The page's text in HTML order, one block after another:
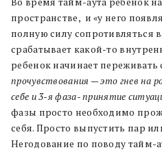
пространстве, и «у него
полную силу сопротивляться
срабатывает какой-то
ребенок начинает
прочувствования — это гнев на
себе и 3-я фаза- принятие
фазы просто необходимо
себя. Просто выпустить пар
Негодование по поводу тайм-